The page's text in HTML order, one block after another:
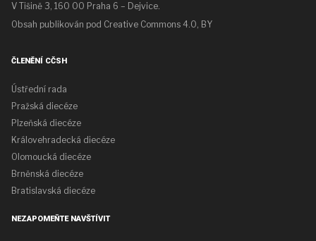
V Tišině 3, 160 00 Praha 6 – Dejvice.
Obsah publikován pod Creative Commons 4.0, BY
ČLENĚNÍ CČSH
Ústřední rada
Pražská diecéze
Plzeňská diecéze
Královehradecká diecéze
Olomoucká diecéze
Brněnská diecéze
Bratislavská diecéze
NEZAPOMEŇTE NAVŠTÍVIT